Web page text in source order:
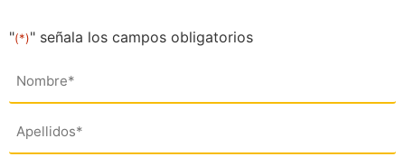
"(*)" señala los campos obligatorios